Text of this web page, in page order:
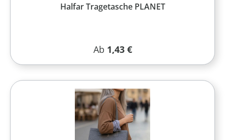
Halfar Tragetasche PLANET
Regulärer Preis:
Ab 1,43 €